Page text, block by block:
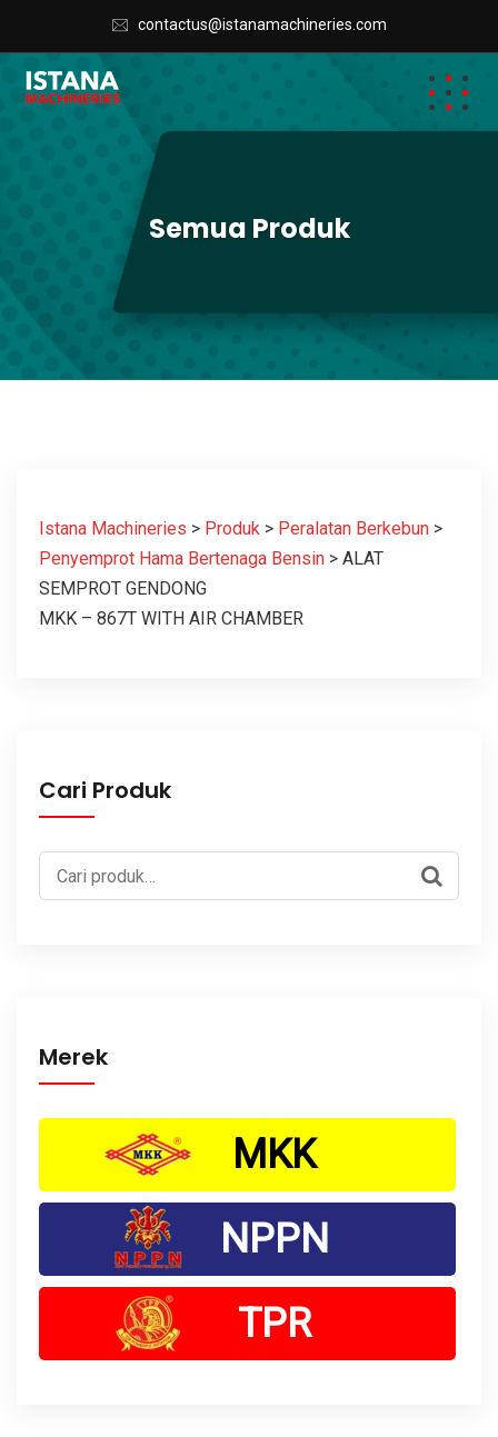
contactus@istanamachineries.com
Semua Produk
Istana Machineries > Produk > Peralatan Berkebun >
Penyemprot Hama Bertenaga Bensin > ALAT
SEMPROT GENDONG
MKK – 867T WITH AIR CHAMBER
Cari Produk
Pencarian
untuk:
Merek
MKK
NPPN
TPR